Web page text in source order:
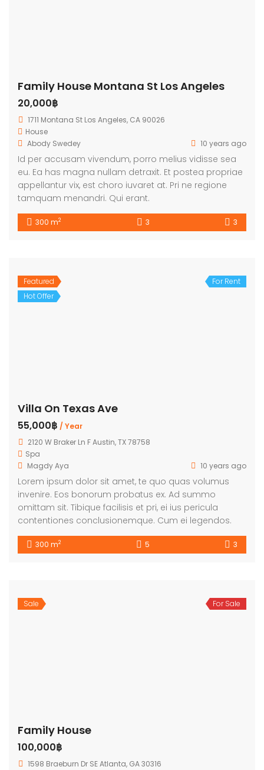
Family House Montana St Los Angeles
20,000฿
1711 Montana St Los Angeles, CA 90026
House
Abody Swedey
10 years ago
Id per accusam vivendum, porro melius vidisse sea
eu. Ea has magna nullam detraxit. Et postea propriae
appellantur vix, est choro iuvaret at. Pri ne regione
tamquam menandri. Qui erant.
300 m2 3 3
Featured
Hot Offer
For Rent
Villa On Texas Ave
55,000฿ / Year
2120 W Braker Ln F Austin, TX 78758
Spa
Magdy Aya
10 years ago
Lorem ipsum dolor sit amet, te quo quas volumus
invenire. Eos bonorum probatus ex. Ad summo
omittam sit. Tibique facilisis et pri, ei ius pericula
contentiones conclusionemque. Cum ei legendos.
300 m2 5 3
Sale For Sale
Family House
100,000฿
1598 Braeburn Dr SE Atlanta, GA 30316